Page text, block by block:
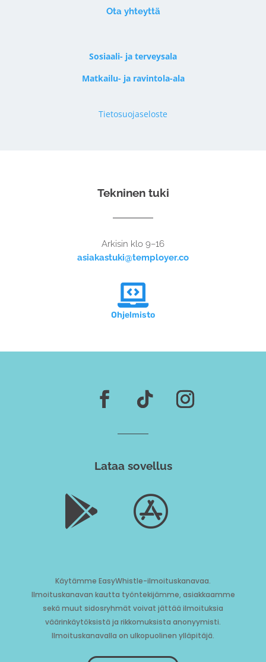
Ota yhteyttä
Sosiaali- ja terveysala
Matkailu- ja ravintola-ala
Tietosuojaseloste
Tekninen tuki
Arkisin klo 9–16
asiakastuki@temployer.co

Ohjelmisto
Lataa sovellus
 
Käytämme EasyWhistle-ilmoituskanavaa.
Ilmoituskanavan kautta työntekijämme, asiakkaamme
sekä muut sidosryhmät voivat jättää ilmoituksia
väärinkäytöksistä ja rikkomuksista anonyymisti.
Ilmoituskanavalla on ulkopuolinen ylläpitäjä.